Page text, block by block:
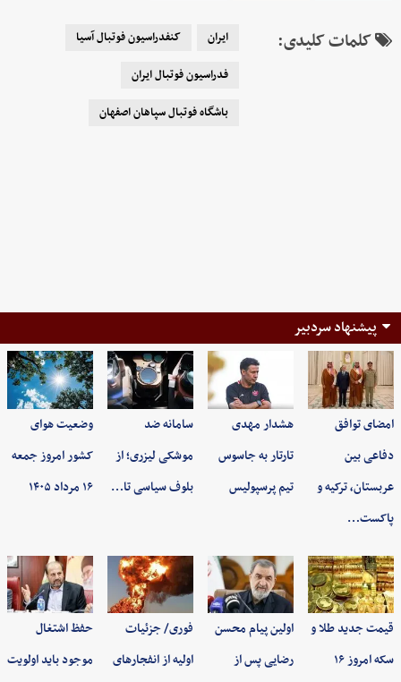
کلمات کلیدی: ایران
کنفدراسیون فوتبال آسیا
فدراسیون فوتبال ایران
باشگاه فوتبال سپاهان اصفهان
پیشنهاد سردبیر
امضای توافق
دفاعی بین
عربستان، ترکیه و
پاکست…
هشدار مهدی
تارتار به جاسوس
تیم پرسپولیس
سامانه ضد
موشکی لیزری؛ از
بلوف سیاسی تا…
وضعیت هوای
کشور امروز جمعه
۱۶ مرداد ۱۴۰۵
قیمت جدید طلا و
سکه امروز ۱۶
اولین پیام محسن
رضایی پس از
فوری/ جزئیات
اولیه از انفجارهای
حفظ اشتغال
موجود باید اولویت